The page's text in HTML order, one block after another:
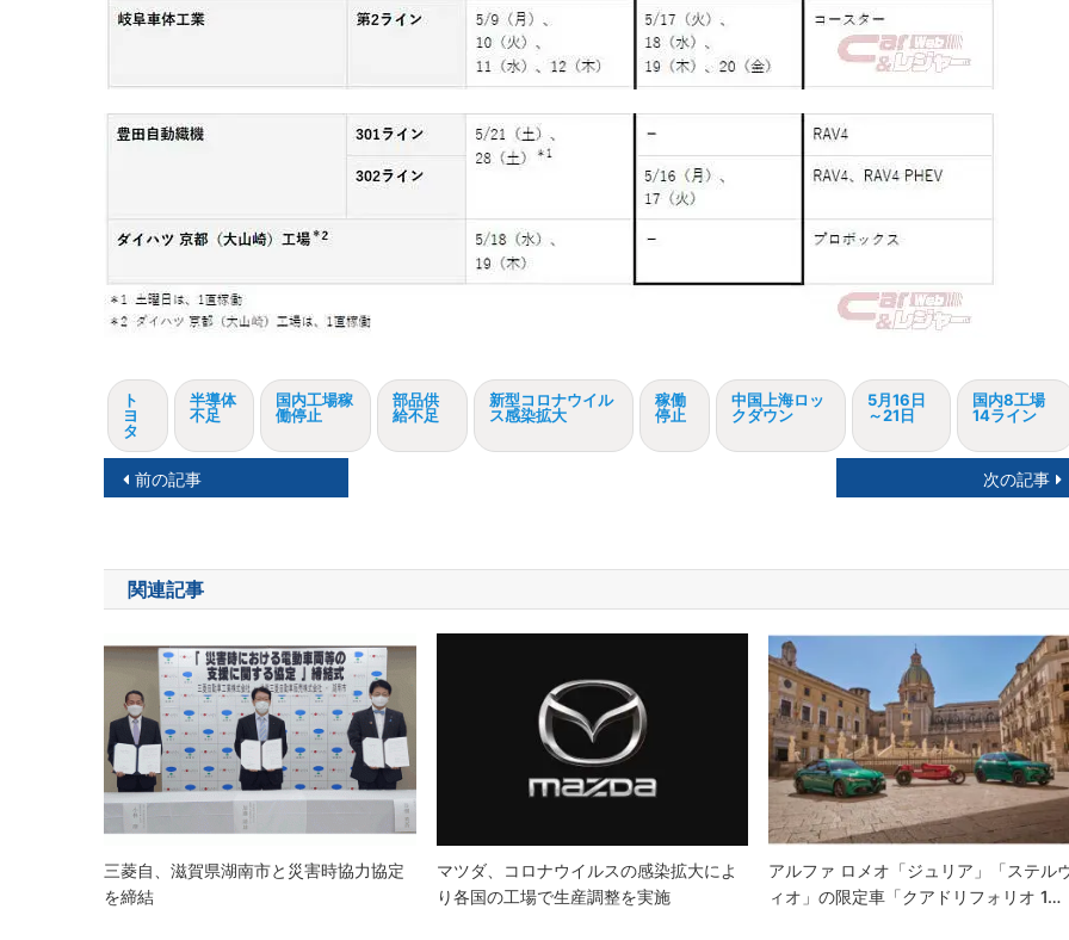
ト
ヨ
タ
半導体
不足
国内工場稼
働停止
部品供
給不足
新型コロナウイル
ス感染拡大
稼働
停止
中国上海ロッ
クダウン
5月16日
～21日
国内8工場
14ライン
投
ナ
ビ
ゲ
ー
シ
ョ
ン
前の記事 次の記事
関連記事
三菱自、滋賀県湖南市と災害時協力協定
を締結
マツダ、コロナウイルスの感染拡大によ
り各国の工場で生産調整を実施
アルファ ロメオ「ジュリア」「ステル
ィオ」の限定車「クアドリフォリオ 1…